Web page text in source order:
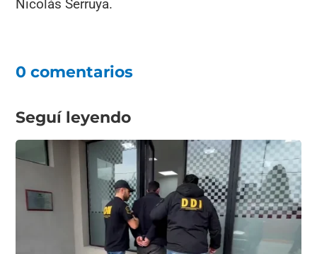
Nicolás Serruya.
0 comentarios
Seguí leyendo